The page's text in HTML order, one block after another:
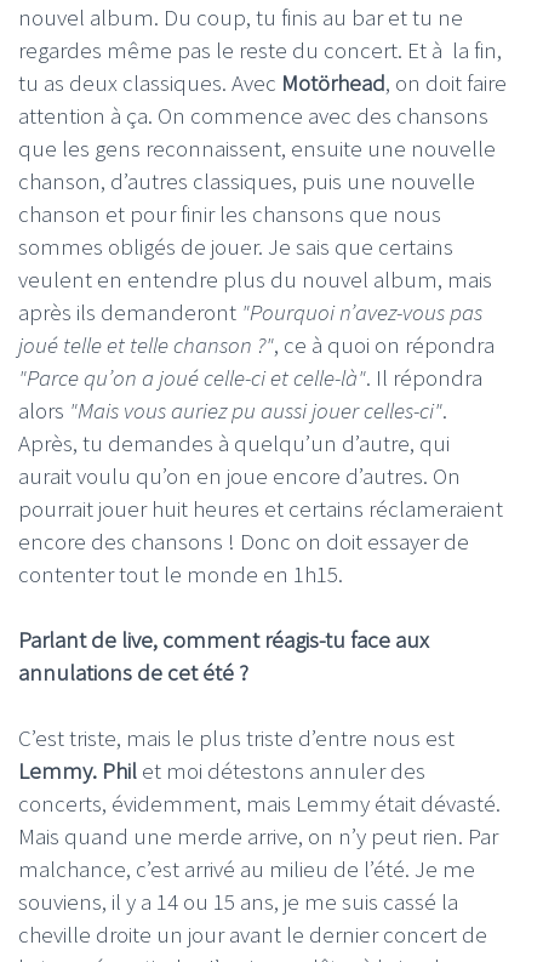
nouvel album. Du coup, tu finis au bar et tu ne
regardes même pas le reste du concert. Et à la fin,
tu as deux classiques. Avec Motörhead, on doit faire
attention à ça. On commence avec des chansons
que les gens reconnaissent, ensuite une nouvelle
chanson, d’autres classiques, puis une nouvelle
chanson et pour finir les chansons que nous
sommes obligés de jouer. Je sais que certains
veulent en entendre plus du nouvel album, mais
après ils demanderont "Pourquoi n’avez-vous pas
joué telle et telle chanson ?", ce à quoi on répondra
"Parce qu’on a joué celle-ci et celle-là". Il répondra
alors "Mais vous auriez pu aussi jouer celles-ci".
Après, tu demandes à quelqu’un d’autre, qui
aurait voulu qu’on en joue encore d’autres. On
pourrait jouer huit heures et certains réclameraient
encore des chansons ! Donc on doit essayer de
contenter tout le monde en 1h15.
Parlant de live, comment réagis-tu face aux
annulations de cet été ?
C’est triste, mais le plus triste d’entre nous est
Lemmy. Phil et moi détestons annuler des
concerts, évidemment, mais Lemmy était dévasté.
Mais quand une merde arrive, on n’y peut rien. Par
malchance, c’est arrivé au milieu de l’été. Je me
souviens, il y a 14 ou 15 ans, je me suis cassé la
cheville droite un jour avant le dernier concert de